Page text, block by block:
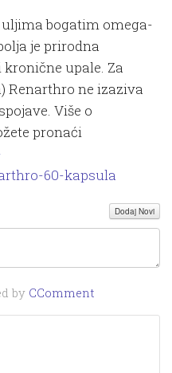
bogatim omega-
je prirodna
upale. Za
Renarthro ne izaziva
Više o
pronaći
60-kapsula
Dodaj Novi
by CComment